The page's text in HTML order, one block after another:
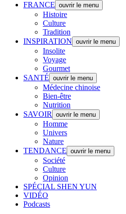
FRANCE ouvrir le menu
Histoire
Culture
Tradition
INSPIRATION ouvrir le menu
Insolite
Voyage
Gourmet
SANTÉ ouvrir le menu
Médecine chinoise
Bien-être
Nutrition
SAVOIR
ouvrir le menu
Homme
Univers
Nature
TENDANCE ouvrir le menu
Société
Culture
Opinion
SPÉCIAL SHEN YUN
VIDÉO
Podcasts